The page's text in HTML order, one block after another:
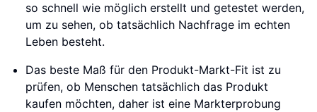
so schnell wie möglich erstellt und getestet werden,
um zu sehen, ob tatsächlich Nachfrage im echten
Leben besteht.
Das beste Maß für den Produkt-Markt-Fit ist zu
prüfen, ob Menschen tatsächlich das Produkt
kaufen möchten, daher ist eine Markterprobung